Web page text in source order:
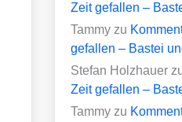
Zeit gefallen –
Tammy zu
gefallen – Bastei
Stefan Holzhauer
Zeit gefallen –
Tammy zu